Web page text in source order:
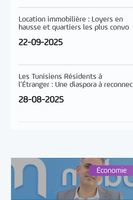
Location immobilière : Loyers en
hausse et quartiers les plus convo
22-09-2025
Les Tunisiens Résidents à
l’Étranger : Une diaspora à reconnec
28-08-2025
Économie